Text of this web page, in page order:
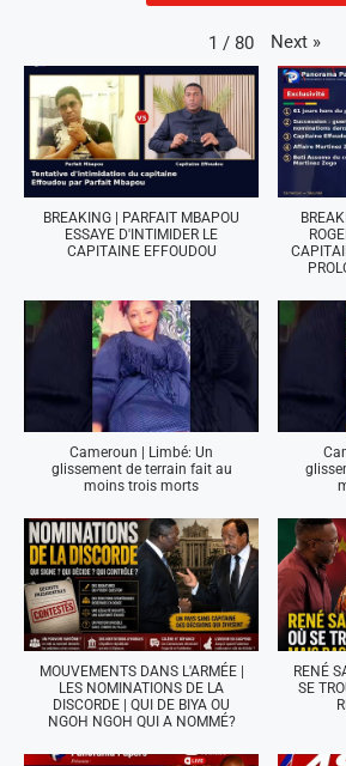
1 / 80 Next »
BREAKING | PARFAIT MBAPOU
ESSAYE D'INTIMIDER LE
CAPITAINE EFFOUDOU
Cameroun | Limbé: Un
glissement de terrain fait au
moins trois morts
MOUVEMENTS DANS L'ARMÉE |
LES NOMINATIONS DE LA
DISCORDE | QUI DE BIYA OU
NGOH NGOH QUI A NOMMÉ?
RENÉ
SE